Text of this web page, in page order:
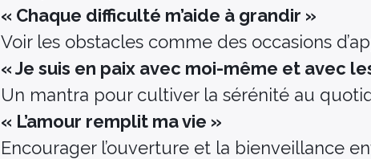
« Chaque difficulté m’aide à grandir »
Voir les obstacles comme des occasions
« Je suis en paix avec moi-même et avec
Un mantra pour cultiver la sérénité au
« L’amour remplit ma vie »
Encourager l’ouverture et la bienveillance